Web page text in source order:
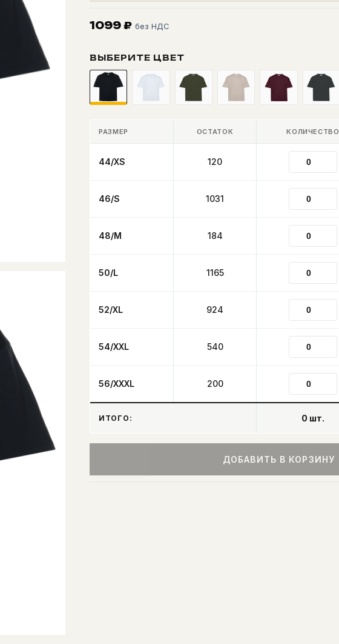
1099 ₽ без НДС
ВЫБЕРИТЕ ЦВЕТ
РАЗМЕР ОСТАТОК КОЛИЧЕСТВО
44/XS 120
46/S 1031
48/M 184
50/L 1165
52/XL 924
54/XXL 540
56/XXXL 200
ИТОГО: 0 шт.
ДОБАВИТЬ В КОРЗИНУ